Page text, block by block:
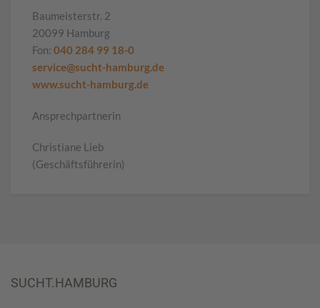
Baumeisterstr. 2
20099 Hamburg
Fon: 040 284 99 18-0
service@sucht-hamburg.de
www.sucht-hamburg.de
Ansprechpartnerin
Christiane Lieb
(Geschäftsführerin)
SUCHT.HAMBURG